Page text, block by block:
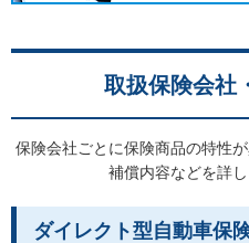
取扱保険会社
保険会社ごとに保険商品の特性
補償内容などを詳
ダイレクト型自動車保